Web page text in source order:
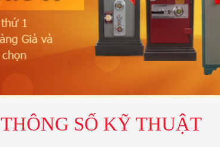
THÔNG SỐ KỸ THUẬT